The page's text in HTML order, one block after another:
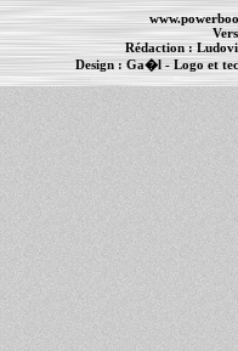
Rédaction :
Design :Ga�l - Logo et
PowerBook - MacBook Pro